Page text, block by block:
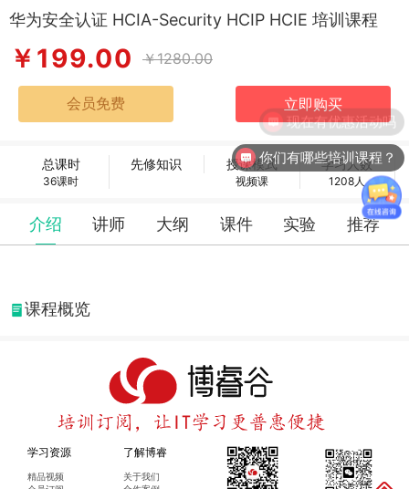
华为安全认证 HCIA-Security HCIP HCIE 培训课程
￥199.00 ￥1280.00
总课时
36课时
先修知识 授课模式
视频课
学习人数
1208人
介绍 讲师 大纲 课件 实验 推荐
课程概览
学习资源
精品视频
了解博睿
关于我们
你们有哪些培训课程？
现在有优惠活动吗